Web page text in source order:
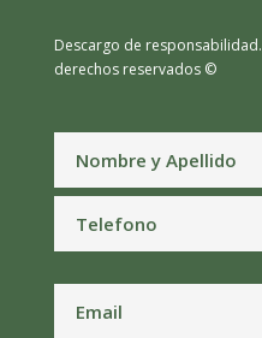
Descargo de responsabilidad.
derechos reservados ©